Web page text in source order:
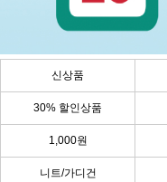
신상품
30% 할인상품
1,000원
니트/가디건